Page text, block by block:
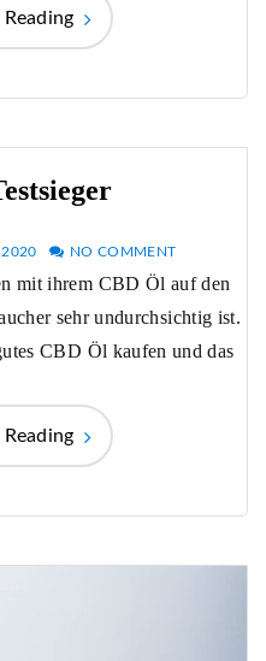
2020 NO COMMENT
sehr undurchsichtig ist.
CBD Öl kaufen und das